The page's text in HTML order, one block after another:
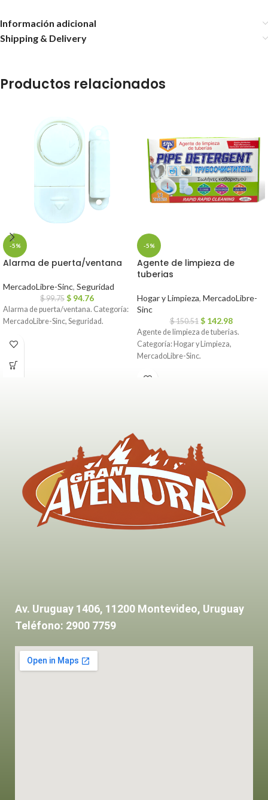
Información adicional
Shipping & Delivery
Productos relacionados
-5%
Alarma de puerta/ventana
MercadoLibre-Sinc, Seguridad
$99.75 $ 94.76
Alarma de puerta/ventana. Categoría:
MercadoLibre-Sinc, Seguridad.
-5%
Agente de limpieza de
tuberias
Hogar y Limpieza, MercadoLibre-
Sinc
$150.51 $ 142.98
Agente de limpieza de tuberias.
Categoría: Hogar y Limpieza,
MercadoLibre-Sinc.
Av. Uruguay 1406, 11200 Montevideo, Uruguay
Teléfono: 2900 7759